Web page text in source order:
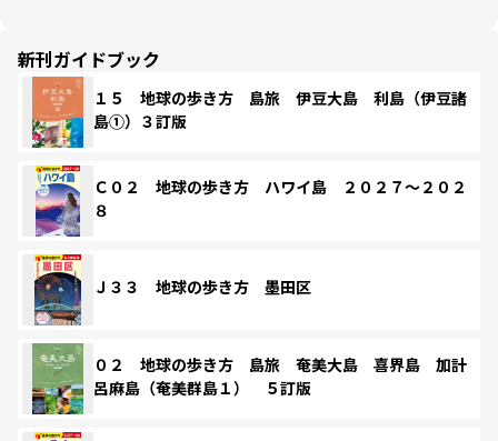
新刊ガイドブック
１５ 地球の歩き方 島旅 伊豆大島 利島（伊豆諸
島①）３訂版
Ｃ０２ 地球の歩き方 ハワイ島 ２０２７～２０２
８
Ｊ３３ 地球の歩き方 墨田区
０２ 地球の歩き方 島旅 奄美大島 喜界島 加計
呂麻島（奄美群島１） ５訂版